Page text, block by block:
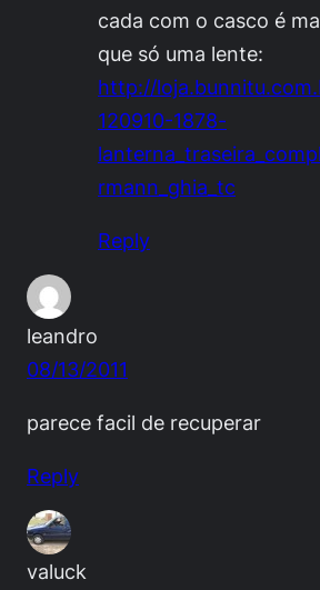
cada com o casco é
que só uma lente:
http://
120910-1878-
rmann_ghia_tc
Reply
leandro
08/13/2011
parece facil de recuperar
Reply
valuck